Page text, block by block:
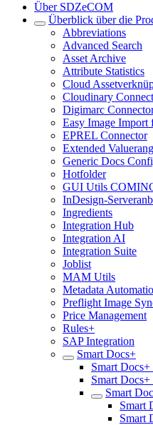
Über SDZeCOM
Überblick über die
Abbreviations
Advanced Search
Asset Archive
Attribute Statistics
Cloud
Cloudinary
Digimarc
Easy Image Import
EPREL Connector
Extended
Generic Docs
Hotfolder
GUI Utils
InDesign-
Ingredients
Integration Hub
Integration AI
Integration Suite
Joblist
MAM Utils
Metadata
Preflight Image
Price Management
Rules+
SAP Integration
Smart Docs+
Smart
Smart
Smart
Smart
Smart